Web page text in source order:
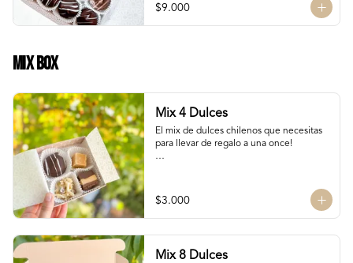
$9.000
Mix Box
Mix 4 Dulces
El mix de dulces chilenos que necesitas
para llevar de regalo a una once!
Bocados Taratchi: Mantequilla de maní
con chocolate
Volcanes ckachi: Masas rellenas con
Roca Suiza
$3.000
Mix 8 Dulces